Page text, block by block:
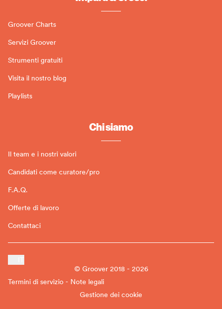
Groover Charts
Servizi Groover
Strumenti gratuiti
Visita il nostro blog
Playlists
Chi siamo
Il team e i nostri valori
Candidati come curatore/pro
F.A.Q.
Offerte di lavoro
Contattaci
© Groover 2018 - 2026
Termini di servizio - Note legali
Gestione dei cookie